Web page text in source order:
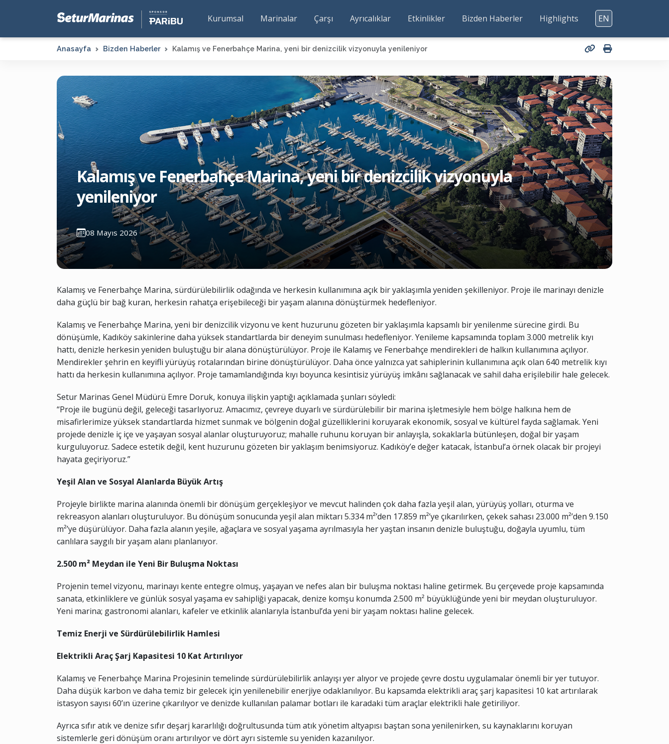
Kurumsal Marinalar Çarşı Ayrıcalıklar Etkinlikler Bizden Haberler Highlights EN
Anasayfa Bizden Haberler Kalamış ve Fenerbahçe Marina, yeni bir denizcilik vizyonuyla yenileniyor
Kalamış ve Fenerbahçe Marina, yeni bir denizcilik vizyonuyla
yenileniyor
08 Mayıs 2026
Kalamış ve Fenerbahçe Marina, sürdürülebilirlik odağında ve herkesin kullanımına açık bir yaklaşımla yeniden şekilleniyor. Proje ile marinayı denizle
daha güçlü bir bağ kuran, herkesin rahatça erişebileceği bir yaşam alanına dönüştürmek hedefleniyor.
Kalamış ve Fenerbahçe Marina, yeni bir denizcilik vizyonu ve kent huzurunu gözeten bir yaklaşımla kapsamlı bir yenilenme sürecine girdi. Bu
dönüşümle, Kadıköy sakinlerine daha yüksek standartlarda bir deneyim sunulması hedefleniyor. Yenileme kapsamında toplam 3.000 metrelik kıyı
hattı, denizle herkesin yeniden buluştuğu bir alana dönüştürülüyor. Proje ile Kalamış ve Fenerbahçe mendirekleri de halkın kullanımına açılıyor.
Mendirekler şehrin en keyifli yürüyüş rotalarından birine dönüştürülüyor. Daha önce yalnızca yat sahiplerinin kullanımına açık olan 640 metrelik kıyı
hattı da herkesin kullanımına açılıyor. Proje tamamlandığında kıyı boyunca kesintisiz yürüyüş imkânı sağlanacak ve sahil daha erişilebilir hale gelecek.
Setur Marinas Genel Müdürü Emre Doruk, konuya ilişkin yaptığı açıklamada şunları söyledi:
“Proje ile bugünü değil, geleceği tasarlıyoruz. Amacımız, çevreye duyarlı ve sürdürülebilir bir marina işletmesiyle hem bölge halkına hem de
misafirlerimize yüksek standartlarda hizmet sunmak ve bölgenin doğal güzelliklerini koruyarak ekonomik, sosyal ve kültürel fayda sağlamak. Yeni
projede denizle iç içe ve yaşayan sosyal alanlar oluşturuyoruz; mahalle ruhunu koruyan bir anlayışla, sokaklarla bütünleşen, doğal bir yaşam
kurguluyoruz. Sadece estetik değil, kent huzurunu gözeten bir yaklaşım benimsiyoruz. Kadıköy’e değer katacak, İstanbul’a örnek olacak bir projeyi
hayata geçiriyoruz.”
Yeşil Alan ve Sosyal Alanlarda Büyük Artış
Projeyle birlikte marina alanında önemli bir dönüşüm gerçekleşiyor ve mevcut halinden çok daha fazla yeşil alan, yürüyüş yolları, oturma ve
rekreasyon alanları oluşturuluyor. Bu dönüşüm sonucunda yeşil alan miktarı 5.334 m²’den 17.859 m²’ye çıkarılırken, çekek sahası 23.000 m²’den 9.150
m²’ye düşürülüyor. Daha fazla alanın yeşile, ağaçlara ve sosyal yaşama ayrılmasıyla her yaştan insanın denizle buluştuğu, doğayla uyumlu, tüm
canlılara saygılı bir yaşam alanı planlanıyor.
2.500 m² Meydan ile Yeni Bir Buluşma Noktası
Projenin temel vizyonu, marinayı kente entegre olmuş, yaşayan ve nefes alan bir buluşma noktası haline getirmek. Bu çerçevede proje kapsamında
sanata, etkinliklere ve günlük sosyal yaşama ev sahipliği yapacak, denize komşu konumda 2.500 m² büyüklüğünde yeni bir meydan oluşturuluyor.
Yeni marina; gastronomi alanları, kafeler ve etkinlik alanlarıyla İstanbul’da yeni bir yaşam noktası haline gelecek.
Temiz Enerji ve Sürdürülebilirlik Hamlesi
Elektrikli Araç Şarj Kapasitesi 10 Kat Artırılıyor
Kalamış ve Fenerbahçe Marina Projesinin temelinde sürdürülebilirlik anlayışı yer alıyor ve projede çevre dostu uygulamalar önemli bir yer tutuyor.
Daha düşük karbon ve daha temiz bir gelecek için yenilenebilir enerjiye odaklanılıyor. Bu kapsamda elektrikli araç şarj kapasitesi 10 kat artırılarak
istasyon sayısı 60’ın üzerine çıkarılıyor ve denizde kullanılan palamar botları ile karadaki tüm araçlar elektrikli hale getiriliyor.
Ayrıca sıfır atık ve denize sıfır deşarj kararlılığı doğrultusunda tüm atık yönetim altyapısı baştan sona yenilenirken, su kaynaklarını koruyan
sistemlerle geri dönüşüm oranı artırılıyor ve dört ayrı sistemle su yeniden kazanılıyor.